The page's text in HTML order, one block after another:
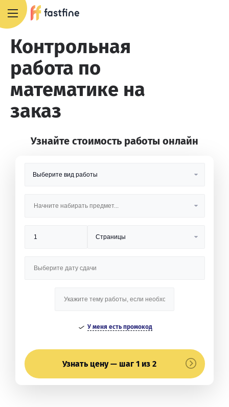
Контрольная
работа по
математике на
заказ
Узнайте стоимость работы онлайн
У меня есть промокод
Узнать цену — шаг 1 из 2